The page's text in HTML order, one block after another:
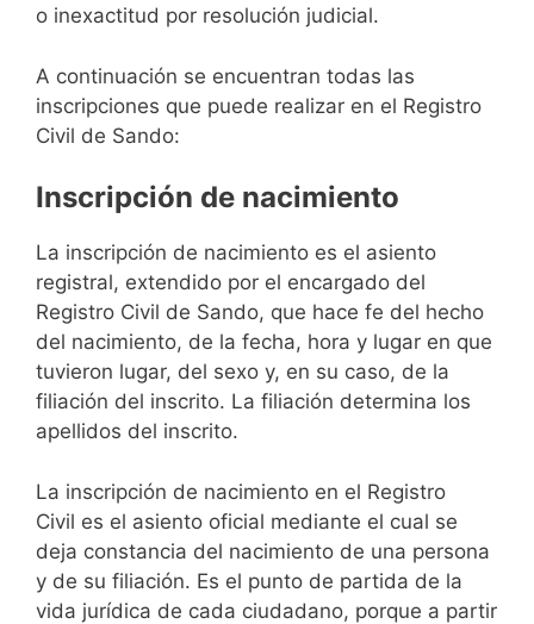
o inexactitud por resolución judicial.
A continuación se encuentran todas las
inscripciones que puede realizar en el Registro
Civil de Sando:
Inscripción de nacimiento
La inscripción de nacimiento es el asiento
registral, extendido por el encargado del
Registro Civil de Sando, que hace fe del hecho
del nacimiento, de la fecha, hora y lugar en que
tuvieron lugar, del sexo y, en su caso, de la
filiación del inscrito. La filiación determina los
apellidos del inscrito.
La inscripción de nacimiento en el Registro
Civil es el asiento oficial mediante el cual se
deja constancia del nacimiento de una persona
y de su filiación. Es el punto de partida de la
vida jurídica de cada ciudadano, porque a partir